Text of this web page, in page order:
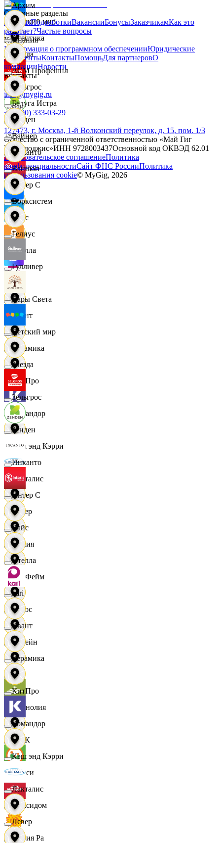
Детский мир
Звезда
Зельгрос
Зенден
Инканто
Интер С
Вайс
Ителла
kari
Квант
Керамика
КитПро
Командор
Кэш энд Кэрри
Лакталис
Левер
Линия
ЛисФейм
Логос
Лорейн
Луч
Магнолия
МАК
Макси
Максидом
Мария Ра
Архим
Асептика
АСМ Профешнл
Белуга Истра
Вайнер
Ваншоп
Ворксистем
Гелиус
Гулливер
Дары Света
Детский мир
Звезда
Зельгрос
Зенден
Инканто
Интер С
Вайс
Ителла
kari
Квант
Керамика
КитПро
Командор
Кэш энд Кэрри
Лакталис
Левер
Основные разделы
ГлавнаяПодработкиВакансииБонусыЗаказчикамКак это
работает?Частые вопросы
Компания
Информация о программном обеспеченииЮридические
документыКонтактыПомощьДля партнеровО
компанииНовости
Контакты
info@mygig.ru
+8 (800) 333-03-29
127473, г. Москва, 1-й Волконский переулок, д. 15, пом. 1/3
Общество с ограниченной ответственностью «Май Гиг
Технолоджис»ИНН 9728003437Основной код ОКВЭД 62.01
Пользовательское соглашениеПолитика
конфиденциальностиСайт ФНС РоссииПолитика
использования cookie© MyGig, 2026